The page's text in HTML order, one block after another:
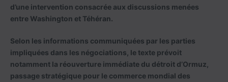
d’une intervention consacrée aux discussions menées
entre Washington et Téhéran.
Selon les informations communiquées par les parties
impliquées dans les négociations, le texte prévoit
notamment la réouverture immédiate du détroit d’Ormuz,
passage stratégique pour le commerce mondial des